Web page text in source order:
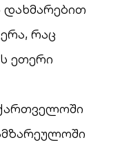
დახმარებით
რაც
ეთერი